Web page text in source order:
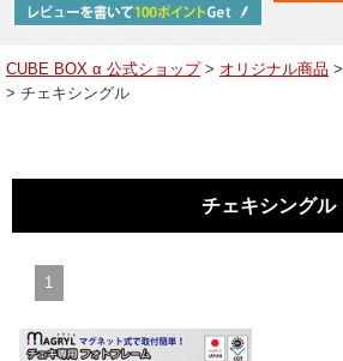
品一覧
ューブボックスαレイアウト例
人情報保護方針
CUBE BOX α 公式ショップ> オリジナル商品 >
> チェキシングル
チェキシングル
1